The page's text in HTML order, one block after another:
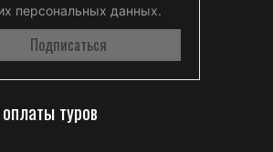
персональных данных.
туров